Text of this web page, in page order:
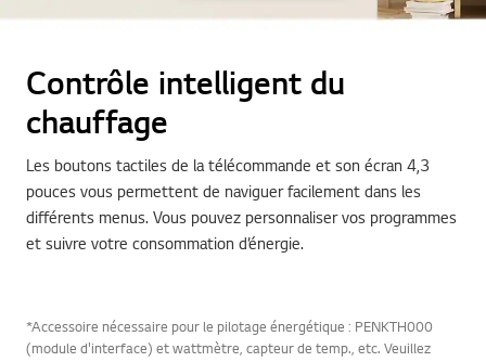
Contrôle intelligent du
chauffage
Les boutons tactiles de la télécommande et son écran 4,3
pouces vous permettent de naviguer facilement dans les
différents menus. Vous pouvez personnaliser vos programmes
et suivre votre consommation d’énergie.
*Accessoire nécessaire pour le pilotage énergétique : PENKTH000
(module d'interface) et wattmètre, capteur de temp., etc. Veuillez